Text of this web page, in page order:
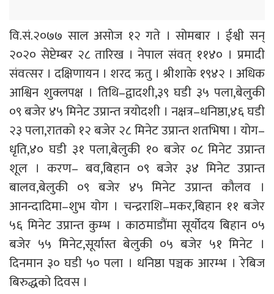
वि.सं.२०७७ साल असोज १२ गते । सोमबार । ईश्वी सन्
२०२० सेप्टेम्बर २८ तारिख । नेपाल संवत् ११४० । प्रमादी
संवत्सर । दक्षिणायन । शरद ऋतु । श्रीशाके १९४२ । अधिक
आश्विन शुक्लपक्ष । तिथि–द्वादशी,३९ घडी ३५ पला,बेलुकी
०९ बजेर ४५ मिनेट उप्रान्त त्रयोदशी । नक्षत्र–धनिष्ठा,४६ घडी
२३ पला,रातको १२ बजेर २८ मिनेट उप्रान्त शतभिषा । योग–
धृति,४० घडी ३१ पला,बेलुकी १० बजेर ०८ मिनेट उप्रान्त
शूल । करण– बव,बिहान ०९ बजेर ३४ मिनेट उप्रान्त
बालव,बेलुकी ०९ बजेर ४५ मिनेट उप्रान्त कौलव ।
आनन्दादिमा–शुभ योग । चन्द्रराशि–मकर,बिहान ११ बजेर
५६ मिनेट उप्रान्त कुम्भ । काठमाडौंमा सूर्योदय बिहान ०५
बजेर ५५ मिनेट,सूर्यास्त बेलुकी ०५ बजेर ५१ मिनेट ।
दिनमान ३० घडी ५० पला । धनिष्ठा पञ्चक आरम्भ । रेबिज
बिरुद्धको दिवस ।